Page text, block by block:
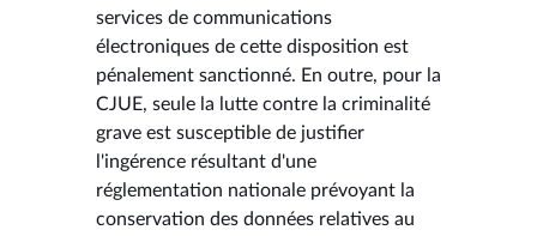
services de communications
électroniques de cette disposition est
pénalement sanctionné. En outre, pour la
CJUE, seule la lutte contre la criminalité
grave est susceptible de justifier
l'ingérence résultant d'une
réglementation nationale prévoyant la
conservation des données relatives au